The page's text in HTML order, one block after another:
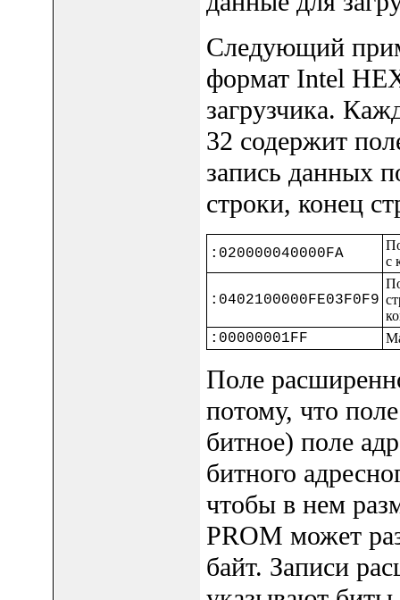
Следующий
формат Intel
загрузчика.
32 содержит
запись данных
строки, конец
:020000040000FA
с
:0402100000FE03F0F9
:00000001FF
Поле
потому, что
битное) поле
битного
чтобы в нем
PROM может
байт. Записи